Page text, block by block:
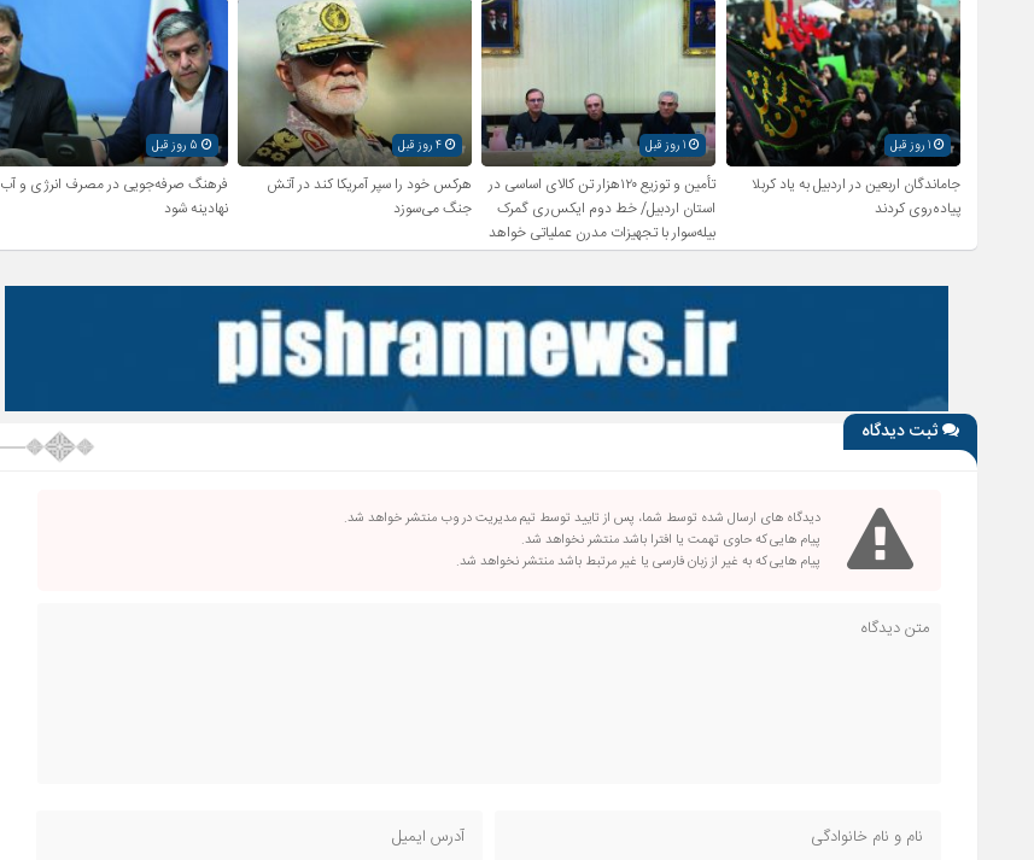
1 روز قبل
جاماندگان اربعین در اردبیل به یاد کربلا
پیاده‌روی کردند
1 روز قبل
تأمین و توزیع ۱۲۰هزار تن کالای اساسی در
استان اردبیل/ خط دوم ایکس‌ری گمرک
بیله‌سوار با تجهیزات مدرن عملیاتی خواهد
شد
4 روز قبل
هرکس خود را سپر آمریکا کند در آتش
جنگ می‌سوزد
فرهنگ صرفه‌جویی در مصرف انرژی و آب
نهادینه شود
ثبت دیدگاه
دیدگاه های ارسال شده توسط شما، پس از تایید توسط تیم مدیریت در وب منتشر خواهد شد.
پیام هایی که حاوی تهمت یا افترا باشد منتشر نخواهد شد.
پیام هایی که به غیر از زبان فارسی یا غیر مرتبط باشد منتشر نخواهد شد.